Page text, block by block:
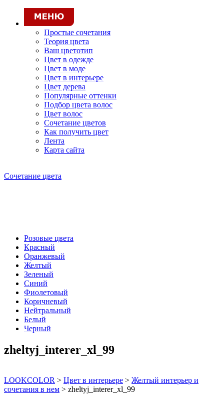
Простые сочетания
Теория цвета
Ваш цветотип
Цвет в одежде
Цвет в моде
Цвет в интерьере
Цвет дерева
Популярные оттенки
Подбор цвета волос
Цвет волос
Сочетание цветов
Как получить цвет
Лента
Карта сайта
Сочетание цвета
Розовые цвета
Красный
Оранжевый
Желтый
Зеленый
Синий
Фиолетовый
Коричневый
Нейтральный
Белый
Черный
zheltyj_interer_xl_99
LOOKCOLOR > Цвет в интерьере > Желтый интерьер и
сочетания в нем > zheltyj_interer_xl_99